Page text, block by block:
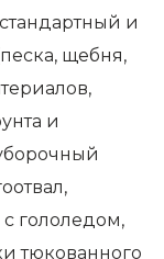
и
щебня,
и
гололедом,
тюкованного